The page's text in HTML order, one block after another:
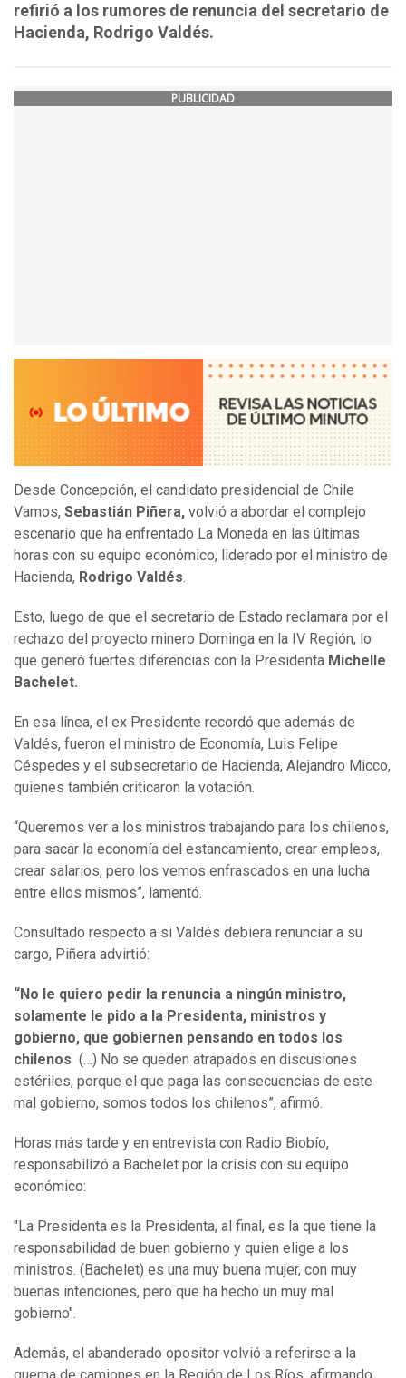
refirió a los rumores de renuncia del secretario de
Hacienda, Rodrigo Valdés.
PUBLICIDAD
Desde Concepción, el candidato presidencial de Chile
Vamos, Sebastián Piñera, volvió a abordar el complejo
escenario que ha enfrentado La Moneda en las últimas
horas con su equipo económico, liderado por el ministro de
Hacienda, Rodrigo Valdés.
Esto, luego de que el secretario de Estado reclamara por el
rechazo del proyecto minero Dominga en la IV Región, lo
que generó fuertes diferencias con la Presidenta Michelle
Bachelet.
En esa línea, el ex Presidente recordó que además de
Valdés, fueron el ministro de Economía, Luis Felipe
Céspedes y el subsecretario de Hacienda, Alejandro Micco,
quienes también criticaron la votación.
“Queremos ver a los ministros trabajando para los chilenos,
para sacar la economía del estancamiento, crear empleos,
crear salarios, pero los vemos enfrascados en una lucha
entre ellos mismos”, lamentó.
Consultado respecto a si Valdés debiera renunciar a su
cargo, Piñera advirtió:
“No le quiero pedir la renuncia a ningún ministro,
solamente le pido a la Presidenta, ministros y
gobierno, que gobiernen pensando en todos los
chilenos (…) No se queden atrapados en discusiones
estériles, porque el que paga las consecuencias de este
mal gobierno, somos todos los chilenos”, afirmó.
Horas más tarde y en entrevista con Radio Biobío,
responsabilizó a Bachelet por la crisis con su equipo
económico:
"La Presidenta es la Presidenta, al final, es la que tiene la
responsabilidad de buen gobierno y quien elige a los
ministros. (Bachelet) es una muy buena mujer, con muy
buenas intenciones, pero que ha hecho un muy mal
gobierno".
Además, el abanderado opositor volvió a referirse a la